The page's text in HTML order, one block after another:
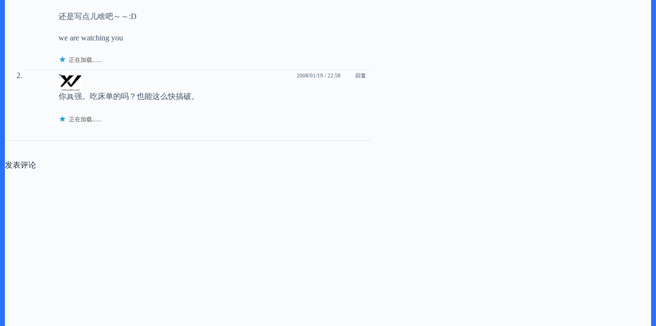
还是写点儿啥吧～～:D
we are watching you
正在加载……
xxxl 2008/01/19 / 22:58 回复
你真强。吃床单的吗？也能这么快搞破。
正在加载……
发表评论